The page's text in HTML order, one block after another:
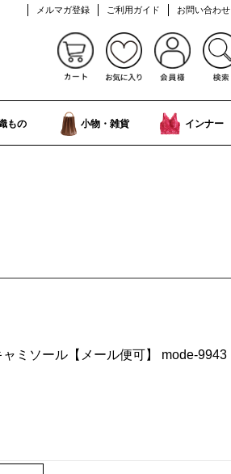
お問い合わせ
ご利用ガイド
メルマガ登録
もの 小物・雑貨 インナー
ミソール【メール便可】 mode-9943